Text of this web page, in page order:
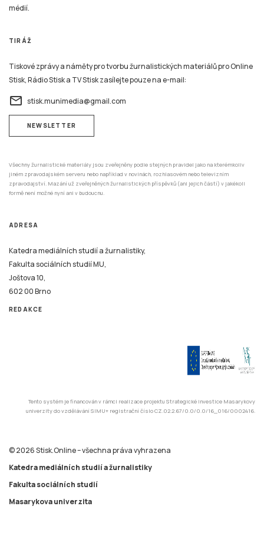
médií.
TIRÁŽ
Tiskové zprávy a náměty pro tvorbu žurnalistických materiálů pro Online
Stisk, Rádio Stisk a TV Stisk zasílejte pouze na e-mail:
email stisk.munimedia@gmail.com
NEWSLETTER
Všechny žurnalistické materiály jsou zveřejněny podle stejných pravidel jako na kterémkoliv
jiném zpravodajském serveru nebo například v novinách, rozhlasovém nebo televizním
zpravodajství. Mazání už zveřejněných žurnalistických příspěvků (ani jejich částí) v jakékoli
formě není možné nyní ani v budoucnu.
ADRESA
Katedra mediálních studií a žurnalistiky,
Fakulta sociálních studií MU,
Joštova 10,
602 00 Brno
REDAKCE
Tento systém je financován v rámci realizace projektu Strategické investice Masarykovy
univerzity do vzdělávání SIMU+ registrační číslo CZ.02.2.67/0.0/0.0/16_016/0002416.
© 2026 Stisk.Online – všechna práva vyhrazena
Katedra mediálních studií a žurnalistiky
Fakulta sociálních studií
Masarykova univerzita